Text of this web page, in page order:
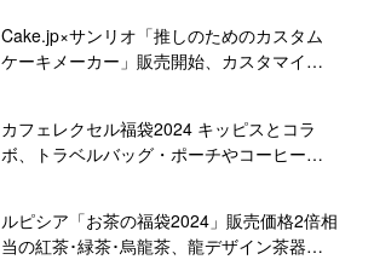
Cake.jp×サンリオ「推しのためのカスタム
ケーキメーカー」販売開始、カスタマイズ
キャラクター
カフェレクセル福袋2024 キッピスとコラ
ボ、トラベルバッグ・ポーチやコーヒー・
ルピシア「お茶の福袋2024」販売価格2倍相
当の紅茶･緑茶･烏龍茶、龍デザイン茶器な